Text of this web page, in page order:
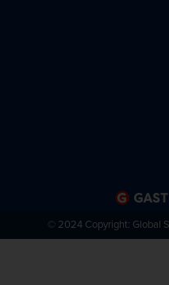
© 2024 Copyright: Global